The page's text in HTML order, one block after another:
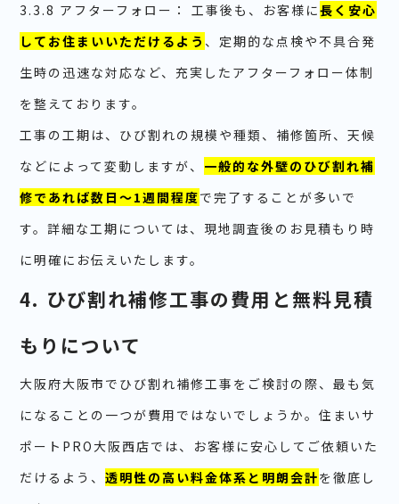
3.3.8 アフターフォロー： 工事後も、お客様に長く安心
してお住まいいただけるよう 、定期的な点検や不具合発
生時の迅速な対応など、充実したアフターフォロー体制
を整えております。
工事の工期は、ひび割れの規模や種類、補修箇所、天候
などによって変動しますが、 一般的な外壁のひび割れ補
修であれば数日〜1週間程度で完了することが多いで
す。詳細な工期については、現地調査後のお見積もり時
に明確にお伝えいたします。
4. ひび割れ補修工事の費用と無料見積
もりについて
大阪府大阪市でひび割れ補修工事をご検討の際、最も気
になることの一つが費用ではないでしょうか。住まいサ
ポートPRO大阪西店では、お客様に安心してご依頼いた
だけるよう、透明性の高い料金体系と明朗会計を徹底し